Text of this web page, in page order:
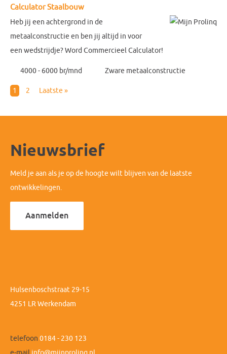
Calculator Staalbouw
Heb jij een achtergrond in de
metaalconstructie en ben jij altijd in voor
een wedstrijdje? Word Commercieel Calculator!
4000 - 6000 br/mnd Zware metaalconstructie
1 2 Laatste »
Nieuwsbrief
Meld je aan als je op de hoogte wilt blijven van de laatste
ontwikkelingen.
Aanmelden
Hulsenboschstraat 29-15
4251 LR Werkendam
telefoon 0184 - 230 123